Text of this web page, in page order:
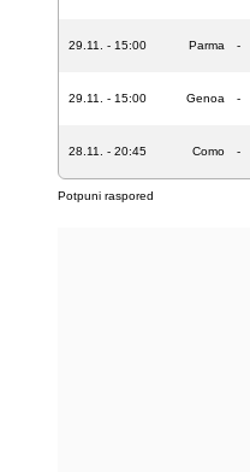
29.11. - 15:00 Parma -
29.11. - 15:00 Genoa -
28.11. - 20:45 Como -
Potpuni raspored